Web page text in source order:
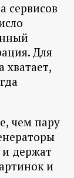
сервисов
Для
хватает,
чем пару
держат
и